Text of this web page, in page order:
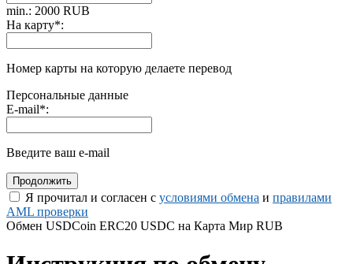
min.: 2000 RUB
На карту*:
Номер карты на которую делаете перевод
Персональные данные
E-mail*:
Введите ваш e-mail
Я прочитал и согласен с условиями обмена и правилами
AML проверки
Обмен USDCoin ERC20 USDC на Карта Мир RUB